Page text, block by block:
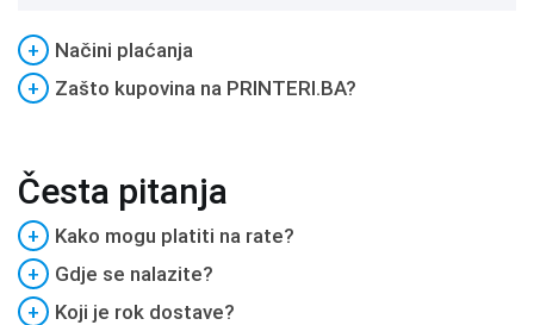
+
Načini plaćanja
+
Zašto kupovina na PRINTERI.BA?
Česta pitanja
+
Kako mogu platiti na rate?
+
Gdje se nalazite?
+
Koji je rok dostave?